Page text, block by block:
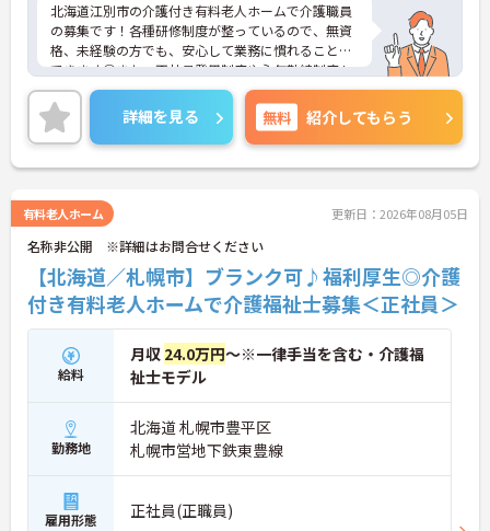
北海道江別市の介護付き有料老人ホームで介護職員
の募集です！各種研修制度が整っているので、無資
格、未経験の方でも、安心して業務に慣れることが
できます◎また、正社員登用制度や永年勤続制度も
あるので、長く勤めやすい職場です♪ご興味のある
方は、面接ポイントをお伝えしますので、お気軽に
ご連絡ください。
詳細を見る 無料 紹介してもらう
有料老人ホーム 更新日：2026年08月05日
名称非公開 ※詳細はお問合せください
【北海道／札幌市】ブランク可♪福利厚生◎介護
付き有料老人ホームで介護福祉士募集＜正社員＞
給料
月収 24.0万円～※一律手当を含む・介護福
祉士モデル
勤務地
北海道 札幌市豊平区
札幌市営地下鉄東豊線
雇用形態 正社員(正職員)